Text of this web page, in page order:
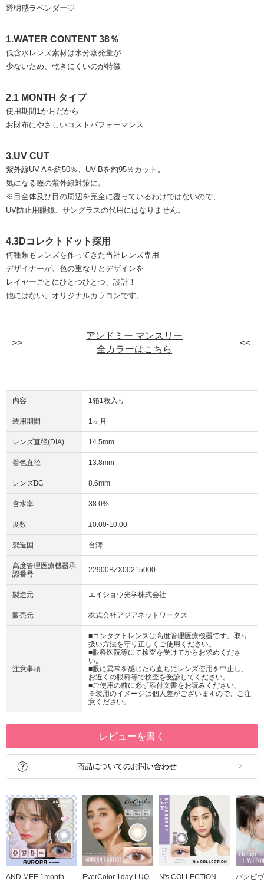
透明感ラベンダー♡
1.WATER CONTENT 38％
低含水レンズ素材は水分蒸発量が
少ないため、乾きにくいのが特徴
2.1 MONTH タイプ
使用期間1か月だから
お財布にやさしいコストパフォーマンス
3.UV CUT
紫外線UV-Aを約50％、UV-Bを約95％カット。
気になる瞳の紫外線対策に。
※目全体及び目の周辺を完全に覆っているわけではないので、
UV防止用眼鏡、サングラスの代用にはなりません。
4.3Dコレクトドット採用
何種類もレンズを作ってきた当社レンズ専用
デザイナーが、色の重なりとデザインを
レイヤーごとにひとつひとつ、設計！
他にはない、オリジナルカラコンです。
アンドミー マンスリー
全カラーはこちら
内容 1箱1枚入り
装用期間 1ヶ月
レンズ直径(DIA) 14.5mm
着色直径 13.8mm
レンズBC 8.6mm
含水率 38.0%
度数 ±0.00-10.00
製造国 台湾
高度管理医療機器承
認番号
22900BZX00215000
製造元 エイショウ光学株式会社
販売元 株式会社アジアネットワークス
注意事項
■コンタクトレンズは高度管理医療機器です。取り
扱い方法を守り正しくご使用ください。
■眼科医院等にて検査を受けてからお求めくださ
い。
■眼に異常を感じたら直ちにレンズ使用を中止し、
お近くの眼科等で検査を受診してください。
■ご使用の前に必ず添付文書をお読みください。
※装用のイメージは個人差がございますので、ご注
意ください。
レビューを書く
商品についてのお問い合わせ
AND MEE 1month EverColor 1day LUQ N's COLLECTION バンビ